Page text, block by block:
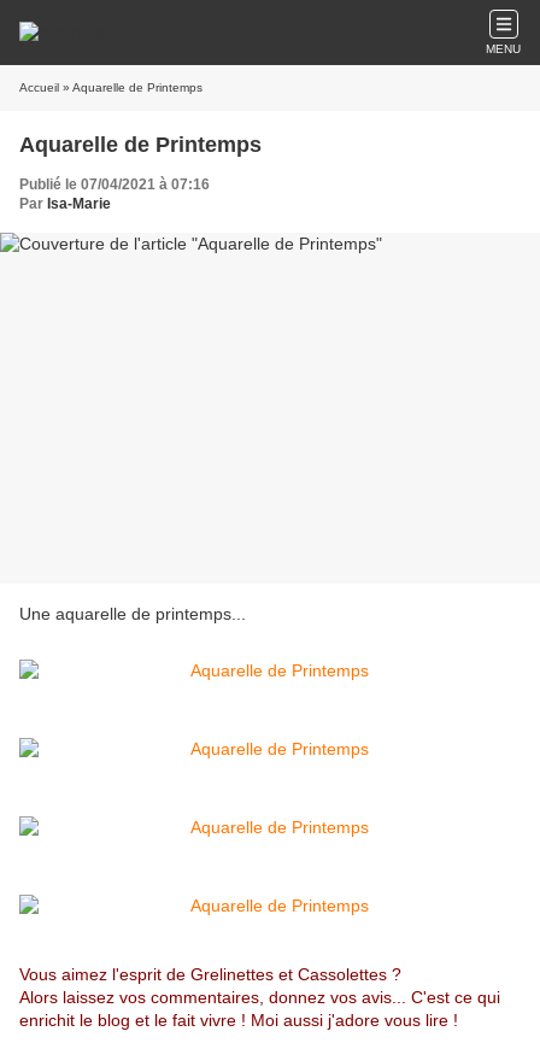
MENU
Accueil » Aquarelle de Printemps
Aquarelle de Printemps
Publié le 07/04/2021 à 07:16
Par Isa-Marie
Une aquarelle de printemps...
Vous aimez l'esprit de Grelinettes et Cassolettes ?
Alors laissez vos commentaires, donnez vos avis... C'est ce qui
enrichit le blog et le fait vivre ! Moi aussi j'adore vous lire !